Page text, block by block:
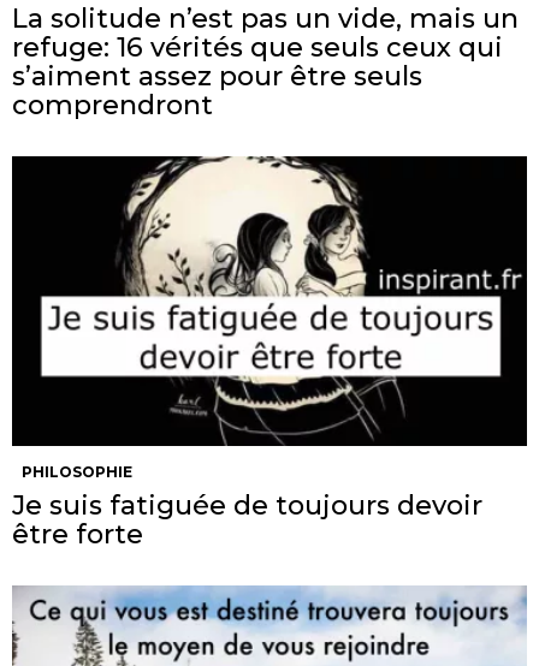
La solitude n’est pas un vide, mais un
refuge: 16 vérités que seuls ceux qui
s’aiment assez pour être seuls
comprendront
PHILOSOPHIE
Je suis fatiguée de toujours devoir
être forte